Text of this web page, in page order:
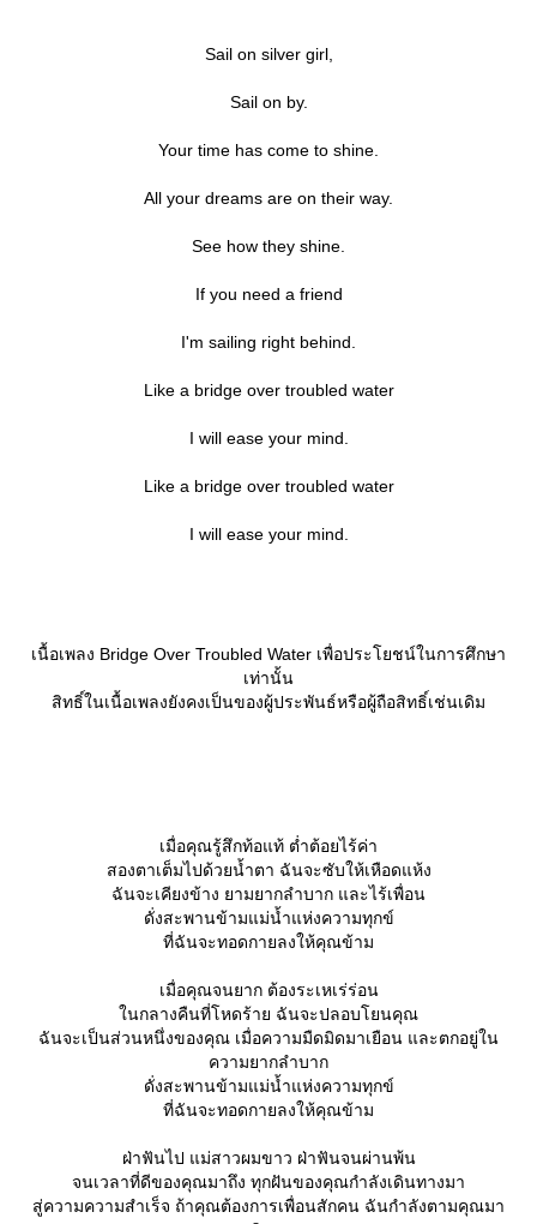
Sail on silver girl,
Sail on by.
Your time has come to shine.
All your dreams are on their way.
See how they shine.
If you need a friend
I'm sailing right behind.
Like a bridge over troubled water
I will ease your mind.
Like a bridge over troubled water
I will ease your mind.
เนื้อเพลง Bridge Over Troubled Water เพื่อประโยชน์ในการศึกษา
เท่านั้น
สิทธิ์ในเนื้อเพลงยังคงเป็นของผู้ประพันธ์หรือผู้ถือสิทธิ์เช่นเดิม
เมื่อคุณรู้สึกท้อแท้ ต่ำต้อยไร้ค่า
สองตาเต็มไปด้วยน้ำตา ฉันจะซับให้เหือดแห้ง
ฉันจะเคียงข้าง ยามยากลำบาก และไร้เพื่อน
ดั่งสะพานข้ามแม่น้ำแห่งความทุกข์
ที่ฉันจะทอดกายลงให้คุณข้าม
เมื่อคุณจนยาก ต้องระเหเร่ร่อน
นกลางคืนที่โหดร้าย ฉันจะปลอบโยนคุณ
ฉันจะเป็นส่วนหนึ่งของคุณ เมื่อความมืดมิดมาเยือน และตกอยู่ใน
ความยากลำบาก
ดั่งสะพานข้ามแม่น้ำแห่งความทุกข์
ที่ฉันจะทอดกายลงให้คุณข้าม
ฝ่าฟันไป แม่สาวผมขาว ฝ่าฟันจนผ่านพ้น
จนเวลาที่ดีของคุณมาถึง ทุกฝันของคุณกำลังเดินทางมา
สู่ความความสำเร็จ ถ้าคุณต้องการเพื่อนสักคน ฉันกำลังตามคุณมา